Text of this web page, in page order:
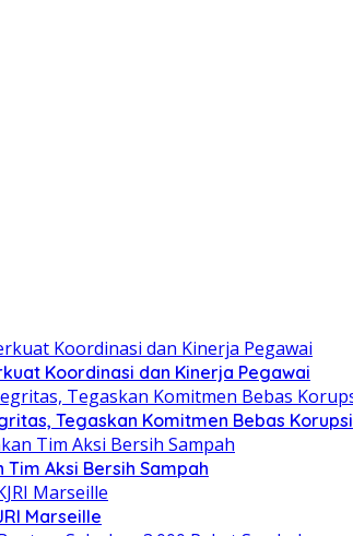
Koordinasi dan Kinerja Pegawai
Tegaskan Komitmen Bebas Korupsi
Tim Aksi Bersih Sampah
Marseille